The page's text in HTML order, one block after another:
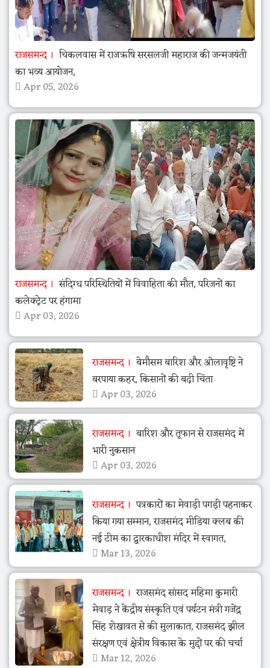
राजसमन्द
चिकलवास में राजऋषि सरसलजी महाराज की जन्मजयंती
का भव्य आयोजन,
Apr 05, 2026
राजसमन्द
संदिग्ध परिस्थितियों में विवाहिता की मौत, परिजनों का
कलेक्ट्रेट पर हंगामा
Apr 03, 2026
राजसमन्द
बेमौसम बारिश और ओलावृष्टि ने
बरपाया कहर, किसानों की बढ़ी चिंता
Apr 03, 2026
राजसमन्द
बारिश और तूफान से राजसमंद में
भारी नुकसान
Apr 03, 2026
राजसमन्द
पत्रकारों का मेवाड़ी पगड़ी पहनाकर
किया गया सम्मान, राजसमंद मीडिया क्लब की
नई टीम का द्वारकाधीश मंदिर में स्वागत,
Mar 13, 2026
राजसमन्द
राजसमंद सांसद महिमा कुमारी
मेवाड़ ने केंद्रीय संस्कृति एवं पर्यटन मंत्री गजेंद्र
सिंह शेखावत से की मुलाकात, राजसमंद झील
संरक्षण एवं क्षेत्रीय विकास के मुद्दों पर की चर्चा
Mar 12, 2026